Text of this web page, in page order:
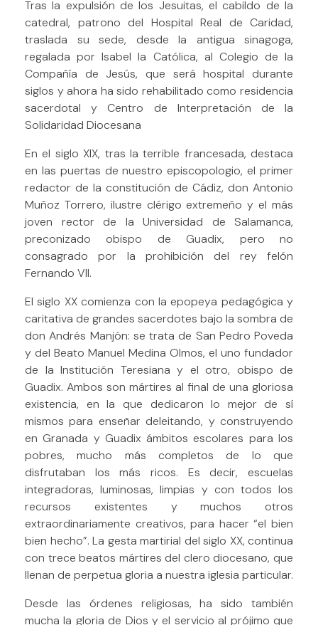
Tras la expulsión de los Jesuitas, el cabildo de la
catedral, patrono del Hospital Real de Caridad,
traslada su sede, desde la antigua sinagoga,
regalada por Isabel la Católica, al Colegio de la
Compañía de Jesús, que será hospital durante
siglos y ahora ha sido rehabilitado como residencia
sacerdotal y Centro de Interpretación de la
Solidaridad Diocesana
En el siglo XIX, tras la terrible francesada, destaca
en las puertas de nuestro episcopologio, el primer
redactor de la constitución de Cádiz, don Antonio
Muñoz Torrero, ilustre clérigo extremeño y el más
joven rector de la Universidad de Salamanca,
preconizado obispo de Guadix, pero no
consagrado por la prohibición del rey felón
Fernando VII.
El siglo XX comienza con la epopeya pedagógica y
caritativa de grandes sacerdotes bajo la sombra de
don Andrés Manjón: se trata de San Pedro Poveda
y del Beato Manuel Medina Olmos, el uno fundador
de la Institución Teresiana y el otro, obispo de
Guadix. Ambos son mártires al final de una gloriosa
existencia, en la que dedicaron lo mejor de sí
mismos para enseñar deleitando, y construyendo
en Granada y Guadix ámbitos escolares para los
pobres, mucho más completos de lo que
disfrutaban los más ricos. Es decir, escuelas
integradoras, luminosas, limpias y con todos los
recursos existentes y muchos otros
extraordinariamente creativos, para hacer “el bien
bien hecho”. La gesta martirial del siglo XX, continua
con trece beatos mártires del clero diocesano, que
llenan de perpetua gloria a nuestra iglesia particular.
Desde las órdenes religiosas, ha sido también
mucha la gloria de Dios y el servicio al prójimo que